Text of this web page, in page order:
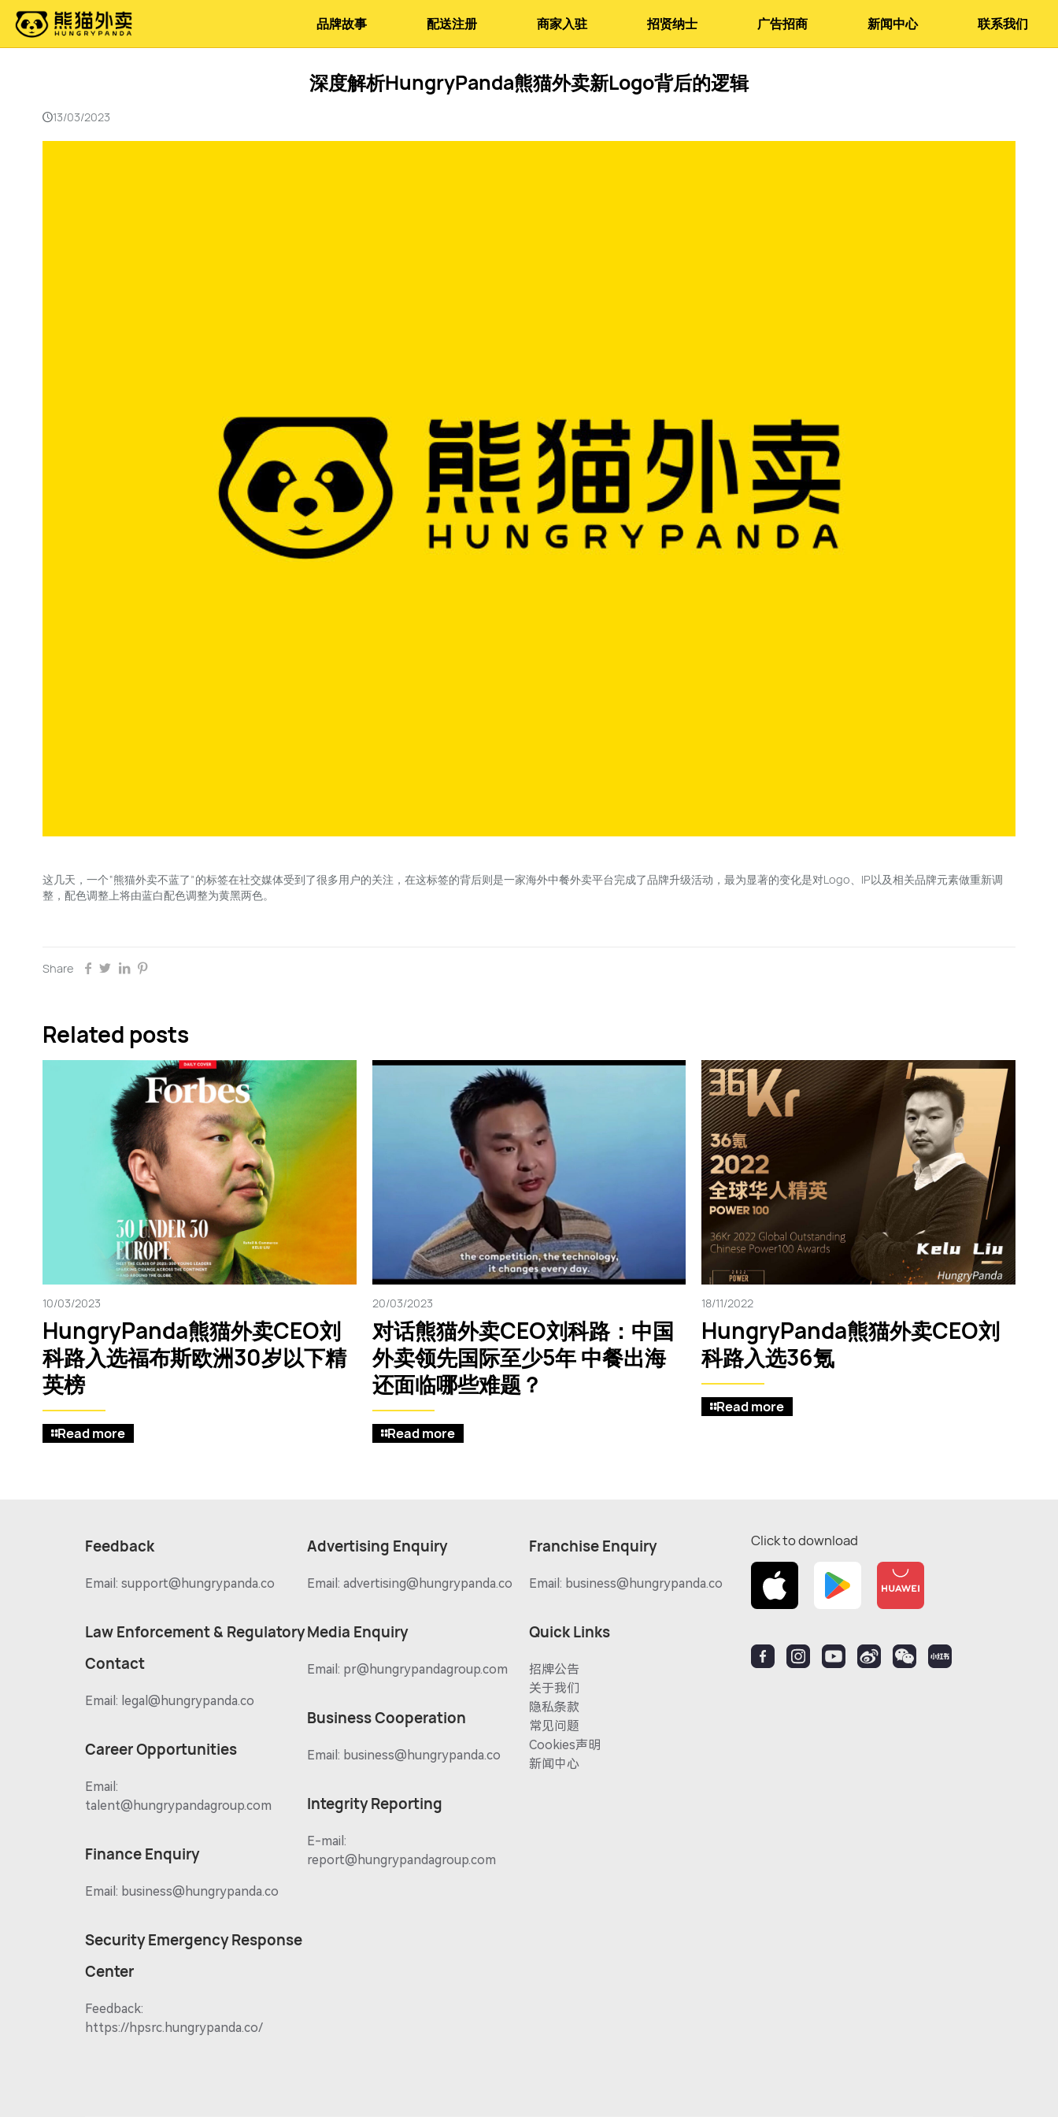
品牌故事 配送注册 商家入驻 招贤纳士 广告招商 新闻中心 联系我们
深度解析HungryPanda熊猫外卖新Logo背后的逻辑
13/03/2023
这几天，一个“熊猫外卖不蓝了”的标签在社交媒体受到了很多用户的关注，在这标签的背后则是一家海外中餐外卖平台完成了品牌升级活动，最为显著的变化是对Logo、IP以及相关品牌元素做重新调
整，配色调整上将由蓝白配色调整为黄黑两色。
Share
Related posts
10/03/2023
HungryPanda熊猫外卖CEO刘
科路入选福布斯欧洲30岁以下精
英榜
Read more
20/03/2023
对话熊猫外卖CEO刘科路：中国
外卖领先国际至少5年 中餐出海
还面临哪些难题？
Read more
18/11/2022
HungryPanda熊猫外卖CEO刘
科路入选36氪
Read more
Feedback
Email: support@hungrypanda.co
Law Enforcement & Regulatory
Contact
Email: legal@hungrypanda.co
Career Opportunities
Email:
talent@hungrypandagroup.com
Finance Enquiry
Email: business@hungrypanda.co
Security Emergency Response
Center
Feedback:
https://hpsrc.hungrypanda.co/
Advertising Enquiry
Email: advertising@hungrypanda.co
Media Enquiry
Email: pr@hungrypandagroup.com
Business Cooperation
Email: business@hungrypanda.co
Integrity Reporting
E-mail:
report@hungrypandagroup.com
Franchise Enquiry
Email: business@hungrypanda.co
Quick Links
招牌公告
关于我们
隐私条款
常见问题
Cookies声明
新闻中心
Click to download